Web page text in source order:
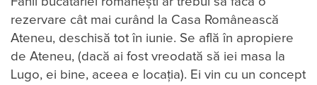
rezervare cât mai curând la Casa Românească
Ateneu, deschisă tot în iunie. Se află în apropiere
de Ateneu, (dacă ai fost vreodată să iei masa la
Lugo, ei bine, aceea e locația). Ei vin cu un concept